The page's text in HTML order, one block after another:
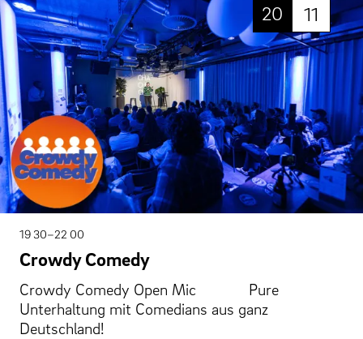
20 11
19 30–22 00
Crowdy Comedy
Crowdy Comedy Open Mic Pure
Unterhaltung mit Comedians aus ganz
Deutschland!